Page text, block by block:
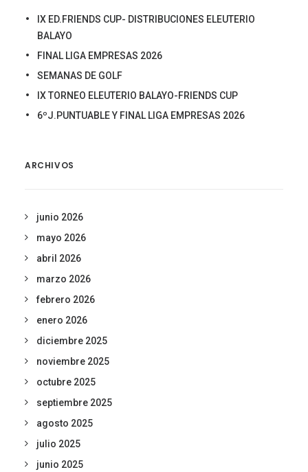
IX ED.FRIENDS CUP- DISTRIBUCIONES ELEUTERIO
BALAYO
FINAL LIGA EMPRESAS 2026
SEMANAS DE GOLF
IX TORNEO ELEUTERIO BALAYO-FRIENDS CUP
6ºJ.PUNTUABLE Y FINAL LIGA EMPRESAS 2026
ARCHIVOS
junio 2026
mayo 2026
abril 2026
marzo 2026
febrero 2026
enero 2026
diciembre 2025
noviembre 2025
octubre 2025
septiembre 2025
agosto 2025
julio 2025
junio 2025